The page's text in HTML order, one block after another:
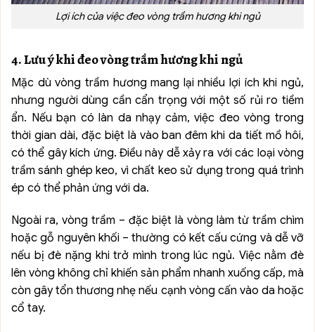
Lợi ích của việc đeo vòng trầm hương khi ngủ
4. Lưu ý khi đeo vòng trầm hương khi ngủ
Mặc dù vòng trầm hương mang lại nhiều lợi ích khi ngủ,
nhưng người dùng cần cẩn trọng với một số rủi ro tiềm
ẩn. Nếu bạn có làn da nhạy cảm, việc đeo vòng trong
thời gian dài, đặc biệt là vào ban đêm khi da tiết mồ hôi,
có thể gây kích ứng. Điều này dễ xảy ra với các loại vòng
trầm sánh ghép keo, vì chất keo sử dụng trong quá trình
ép có thể phản ứng với da.
Ngoài ra, vòng trầm – đặc biệt là vòng làm từ trầm chìm
hoặc gỗ nguyên khối – thường có kết cấu cứng và dễ vỡ
nếu bị đè nặng khi trở mình trong lúc ngủ. Việc nằm đè
lên vòng không chỉ khiến sản phẩm nhanh xuống cấp, mà
còn gây tổn thương nhẹ nếu cạnh vòng cấn vào da hoặc
cổ tay.